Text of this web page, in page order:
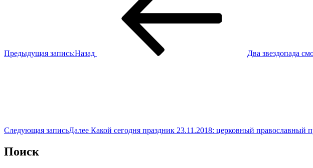
Предыдущая запись:Назад Два звездопада
Следующая записьДалее Какой сегодня праздник 23.11.2018: церковный православный
Поиск